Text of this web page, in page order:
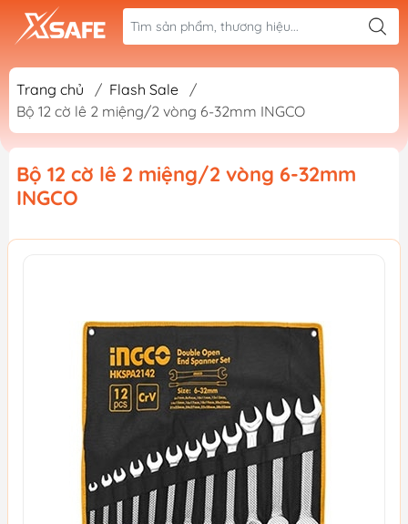
Trang chủ / Flash Sale
/
Bộ 12 cờ lê 2 miệng/2 vòng 6-32mm INGCO
Bộ 12 cờ lê 2 miệng/2 vòng 6-32mm
INGCO